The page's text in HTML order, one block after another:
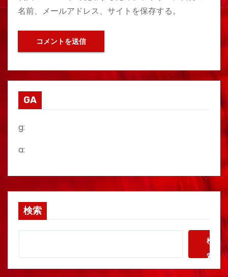
名前、メールアドレス、サイトを保存する。
GA
g:
a:
検索
検
索